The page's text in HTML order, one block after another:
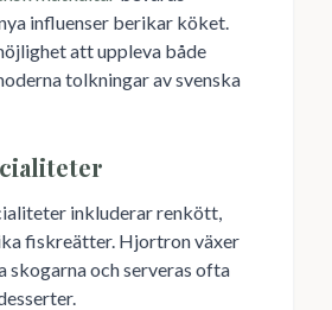
influenser berikar köket.
att uppleva både
tolkningar av svenska
inkluderar renkött,
fiskreätter. Hjortron växer
skogarna och serveras ofta